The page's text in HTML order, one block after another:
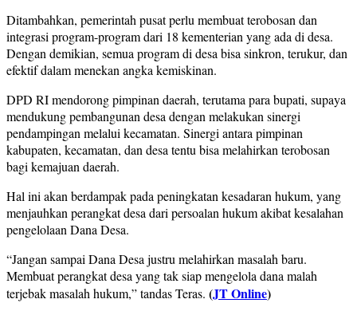
Ditambahkan, pemerintah pusat perlu membuat terobosan dan
integrasi program-program dari 18 kementerian yang ada di desa.
Dengan demikian, semua program di desa bisa sinkron, terukur, dan
efektif dalam menekan angka kemiskinan.
DPD RI mendorong pimpinan daerah, terutama para bupati, supaya
mendukung pembangunan desa dengan melakukan sinergi
pendampingan melalui kecamatan. Sinergi antara pimpinan
kabupaten, kecamatan, dan desa tentu bisa melahirkan terobosan
bagi kemajuan daerah.
Hal ini akan berdampak pada peningkatan kesadaran hukum, yang
menjauhkan perangkat desa dari persoalan hukum akibat kesalahan
pengelolaan Dana Desa.
“Jangan sampai Dana Desa justru melahirkan masalah baru.
Membuat perangkat desa yang tak siap mengelola dana malah
terjebak masalah hukum,” tandas Teras. (JT Online)